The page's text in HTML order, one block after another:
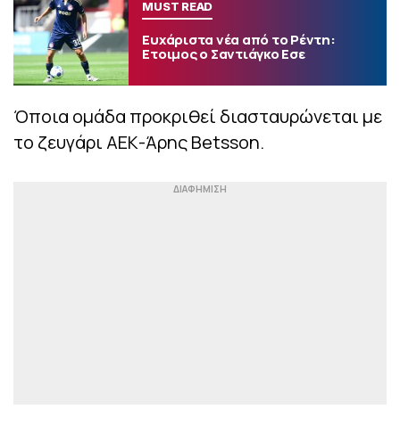
MUST READ
Ευχάριστα νέα από το Ρέντη:
Ετοιμος ο Σαντιάγκο Εσε
Όποια ομάδα προκριθεί διασταυρώνεται με
το ζευγάρι ΑΕΚ-Άρης Betsson.